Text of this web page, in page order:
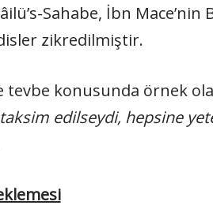
Sahabe, İbn
zikredilmiştir.
tevbe konusunda örnek
edilseydi, hepsine